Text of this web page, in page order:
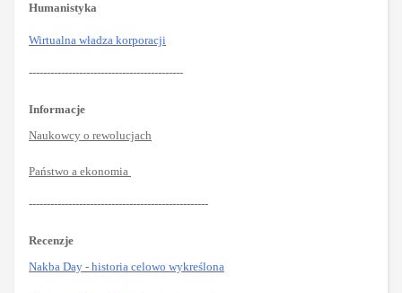
Humanistyka
Wirtualna władza korporacji
-------------------------------------------
Informacje
Naukowcy o rewolucjach
Państwo a ekonomia
--------------------------------------------------
Recenzje
Nakba Day - historia celowo wykreślona